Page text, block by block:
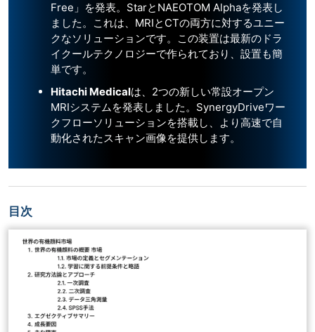
Free」を発表。StarとNAEOTOM Alphaを発表し
ました。これは、MRIとCTの両方に対するユニー
クなソリューションです。この装置は最新のドラ
イクールテクノロジーで作られており、設置も簡
単です。
Hitachi Medicalは、2つの新しい常設オープン
MRIシステムを発表しました。SynergyDriveワー
クフローソリューションを搭載し、より高速で自
動化されたスキャン画像を提供します。
目次